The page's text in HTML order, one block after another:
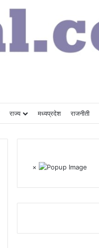
राज्य मध्यप्रदेश राजनीती
×